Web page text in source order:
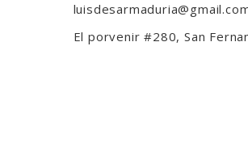
El porvenir #280, San